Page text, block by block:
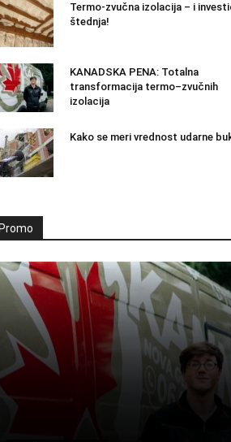
Termo-zvučna izolacija – i
štednja!
KANADSKA PENA: Totalna
transformacija termo–zvučnih
izolacija
Kako se meri vrednost udarne
Promo